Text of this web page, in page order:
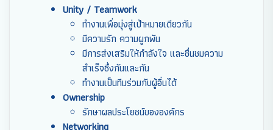
Unity / Teamwork
ทำงานเพื่อมุ่งสู่เป้าหมายเดียวกัน
มีความรัก ความผูกพัน
มีการส่งเสริมให้กำลังใจ และชื่นชมความ
สำเร็จซึ่งกันและกัน
ทำงานเป็นทีมร่วมกับผู้อื่นได้
Ownership
รักษาผลประโยชน์ขององค์กร
Networking